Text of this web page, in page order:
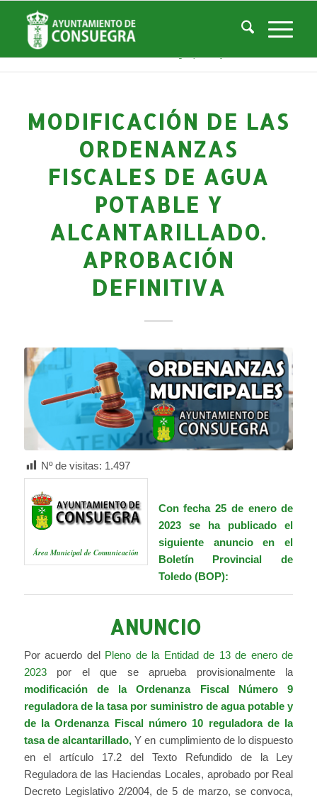
Noticias
Usted está aquí: Inicio / Noticias
Economía y Hacienda /
MODIFICACIÓN DE LAS
ORDENANZAS
FISCALES DE AGUA
POTABLE Y
ALCANTARILLADO.
APROBACIÓN
DEFINITIVA
Nº de visitas: 1.497
Área Municipal de Comunicación
Con fecha 25 de enero de
2023 se ha publicado el
siguiente anuncio en el
Boletín Provincial de
Toledo (BOP):
ANUNCIO
Por acuerdo del Pleno de la Entidad de 13 de enero de
2023por el que se aprueba provisionalmente la
modificación de la Ordenanza Fiscal Número 9
reguladora de la tasa por suministro de agua potable y
de la Ordenanza Fiscal número 10 reguladora de la
tasa de alcantarillado, Y en cumplimiento de lo dispuesto
en el artículo 17.2 del Texto Refundido de la Ley
Reguladora de las Haciendas Locales, aprobado por Real
Decreto Legislativo 2/2004, de 5 de marzo, se convoca,